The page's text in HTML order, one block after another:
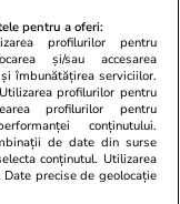
pentru a oferi:
profilurilor pentru
și/sau accesarea
îmbunătățirea serviciilor.
profilurilor pentru
profilurilor pentru
conținutului.
de date din surse
conținutul. Utilizarea
precise de geolocație